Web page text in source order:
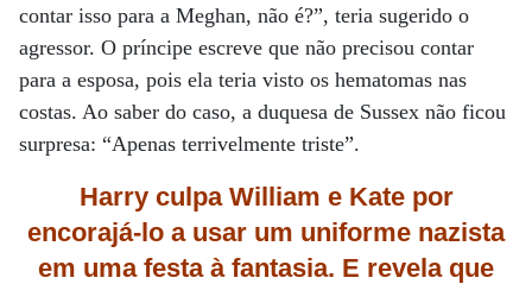
contar isso para a Meghan, não é?”, teria sugerido o
agressor. O príncipe escreve que não precisou contar
para a esposa, pois ela teria visto os hematomas nas
costas. Ao saber do caso, a duquesa de Sussex não ficou
surpresa: “Apenas terrivelmente triste”.
Harry culpa William e Kate por
encorajá-lo a usar um uniforme nazista
em uma festa à fantasia. E revela que